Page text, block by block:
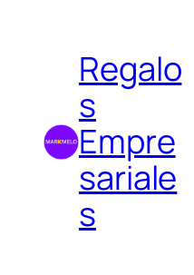
contenidoRegalo
s
Empre
sariale
s